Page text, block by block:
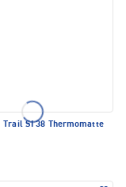
Trail SI 38 Thermomatte